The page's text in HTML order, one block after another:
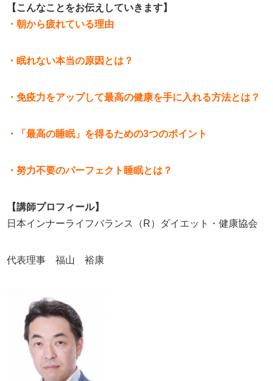
【こんなことをお伝えしていきます】
・朝から疲れている理由
・眠れない本当の原因とは？
・免疫力をアップして最高の健康を手に入れる方法とは？
・「最高の睡眠」を得るための3つのポイント
・努力不要のパーフェクト睡眠とは？
【講師プロフィール】
日本インナーライフバランス（ R）ダイエット・健康協会
代表理事 福山 裕康